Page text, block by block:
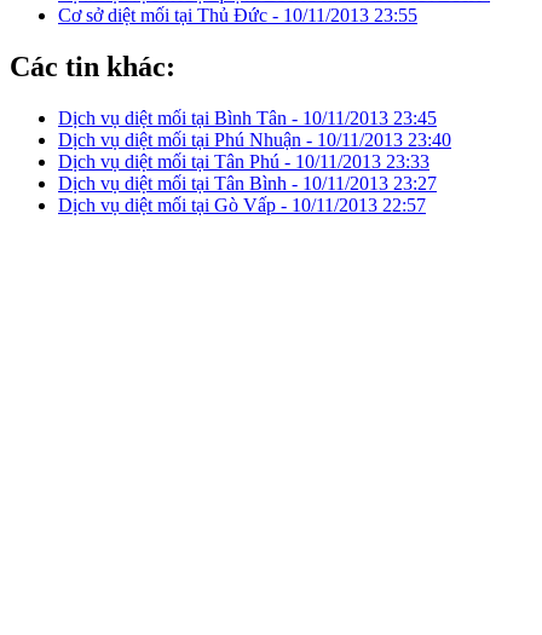
Cơ sở diệt mối tại Thủ Đức - 10/11/2013 23:55
Các tin khác:
Dịch vụ diệt mối tại Bình Tân - 10/11/2013 23:45
Dịch vụ diệt mối tại Phú Nhuận - 10/11/2013 23:40
Dịch vụ diệt mối tại Tân Phú - 10/11/2013 23:33
Dịch vụ diệt mối tại Tân Bình - 10/11/2013 23:27
Dịch vụ diệt mối tại Gò Vấp - 10/11/2013 22:57